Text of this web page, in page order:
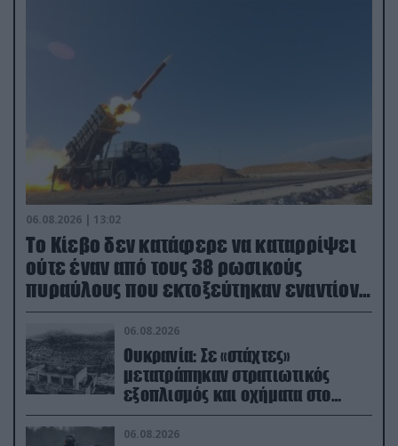
06.08.2026 | 13:02
Το Κίεβο δεν κατάφερε να καταρρίψει
ούτε έναν από τους 38 ρωσικούς
πυραύλους που εκτοξεύτηκαν εναντίον
του
06.08.2026
Ουκρανία: Σε «στάχτες»
μετατράπηκαν στρατιωτικός
εξοπλισμός και οχήματα στο
Κίεβο μετά από ρωσικά
πλήγματα (βίντεο)
06.08.2026